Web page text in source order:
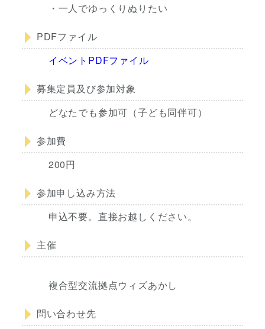
・一人でゆっくりぬりたい
PDFファイル
イベントPDFファイル
募集定員及び参加対象
どなたでも参加可（子ども同伴可）
参加費
200円
参加申し込み方法
申込不要。直接お越しください。
主催
複合型交流拠点ウィズあかし
問い合わせ先